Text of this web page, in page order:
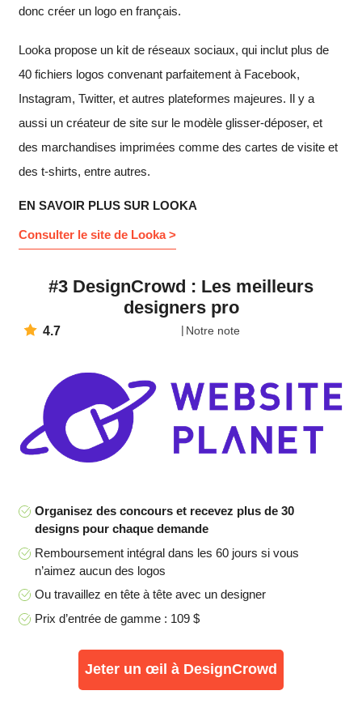
donc créer un logo en français.
Looka propose un kit de réseaux sociaux, qui inclut plus de
40 fichiers logos convenant parfaitement à Facebook,
Instagram, Twitter, et autres plateformes majeures. Il y a
aussi un créateur de site sur le modèle glisser-déposer, et
des marchandises imprimées comme des cartes de visite et
des t-shirts, entre autres.
EN SAVOIR PLUS SUR LOOKA
Consulter le site de Looka >
#3 DesignCrowd : Les meilleurs
designers pro
4.7 Notre note
Organisez des concours et recevez plus de 30
designs pour chaque demande
Remboursement intégral dans les 60 jours si vous
n’aimez aucun des logos
Ou travaillez en tête à tête avec un designer
Prix d’entrée de gamme : 109 $
Jeter un œil à DesignCrowd